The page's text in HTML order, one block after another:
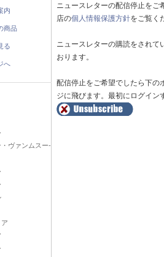
内
商品
る
へ
ヴァンムスー-
ニュースレターの配信停止を
店の個人情報保護方針をご覧く
ニュースレターの購読をされ
おります。
配信停止をご希望でしたら下の
ジに飛びます。最初にログイン